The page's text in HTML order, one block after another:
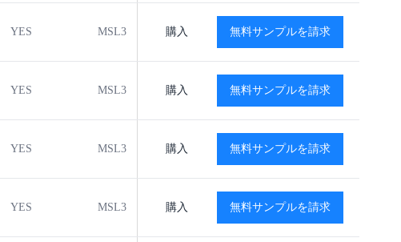
YES MSL3 -40℃ to +125℃ 閲覧
購入 無料サンプルを請求
YES MSL3 -40℃ to +125℃ 閲覧
購入 無料サンプルを請求
YES MSL3 -40℃ to +125℃ 閲覧
購入 無料サンプルを請求
YES MSL3 -40℃ to +125℃ 閲覧
購入 無料サンプルを請求